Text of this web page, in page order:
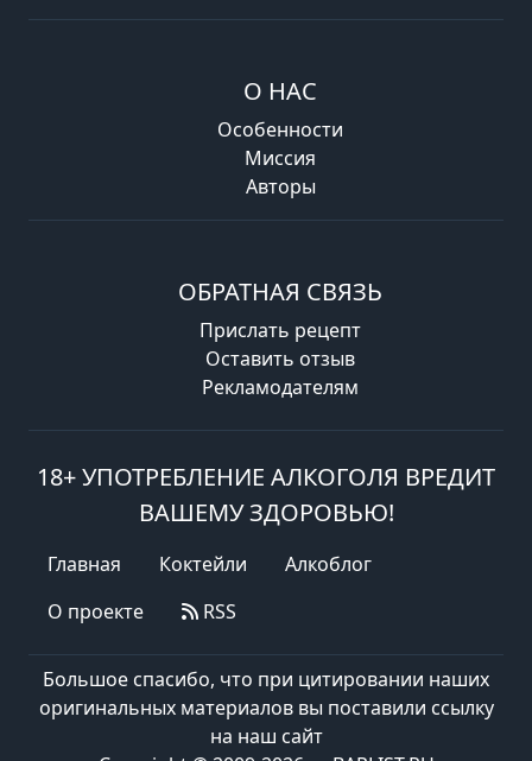
О НАС
Особенности
Миссия
Авторы
ОБРАТНАЯ СВЯЗЬ
Прислать рецепт
Оставить отзыв
Рекламодателям
18+ УПОТРЕБЛЕНИЕ АЛКОГОЛЯ ВРЕДИТ
ВАШЕМУ ЗДОРОВЬЮ!
Главная Коктейли
Алкоблог
О проекте
RSS
Большое спасибо, что при цитировании наших
оригинальных материалов вы поставили ссылку
на наш сайт